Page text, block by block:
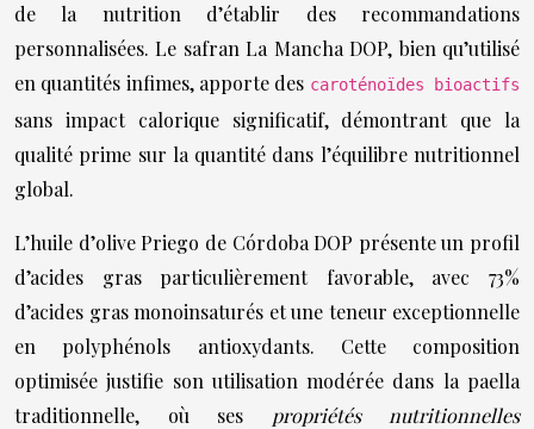
de la nutrition d’établir des recommandations
personnalisées. Le safran La Mancha DOP, bien qu’utilisé
en quantités infimes, apporte des caroténoïdes bioactifs
sans impact calorique significatif, démontrant que la
qualité prime sur la quantité dans l’équilibre nutritionnel
global.
L’huile d’olive Priego de Córdoba DOP présente un profil
d’acides gras particulièrement favorable, avec 73%
d’acides gras monoinsaturés et une teneur exceptionnelle
en polyphénols antioxydants. Cette composition
optimisée justifie son utilisation modérée dans la paella
traditionnelle, où ses
propriétés nutritionnelles